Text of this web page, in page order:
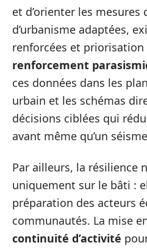
et d’orienter les
d’urbanisme adaptées,
renforcées et
renforcement
ces données dans les
urbain et les schémas
décisions ciblées qui
avant même qu’un
Par ailleurs, la résilience
uniquement sur le bâti :
préparation des acteurs
communautés. La mise
continuité d’activité